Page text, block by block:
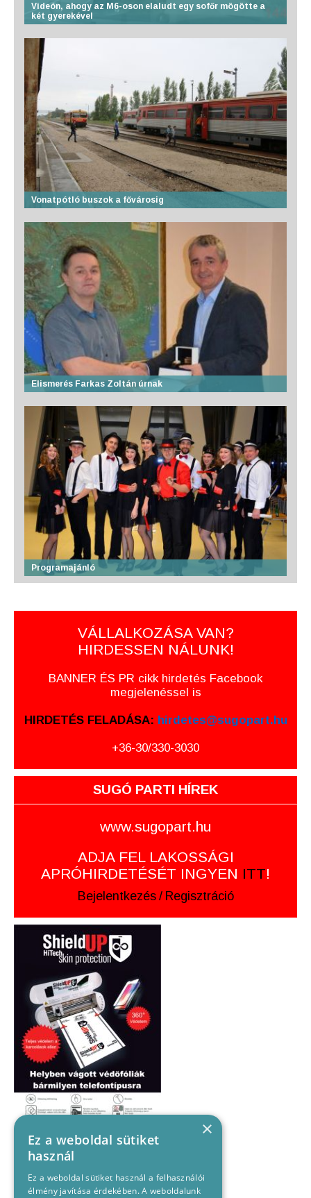
Videón, ahogy az M6-oson elaludt egy sofőr mögötte a
két gyerekével
Vonatpótló buszok a fővárosig
Elismerés Farkas Zoltán úrnak
Programajánló
VÁLLALKOZÁSA VAN?
HIRDESSEN NÁLUNK!
BANNER ÉS PR cikk hirdetés Facebook
megjelenéssel is
HIRDETÉS FELADÁSA: hirdetes@sugopart.hu
+36-30/330-3030
SUGÓ PARTI HÍREK
www.sugopart.hu
ADJA FEL LAKOSSÁGI
APRÓHIRDETÉSÉT INGYEN ITT!
Bejelentkezés / Regisztráció
×
Ez a weboldal sütiket
használ
Ez a weboldal sütiket használ a felhasználói
élmény javítása érdekében. A weboldalunk